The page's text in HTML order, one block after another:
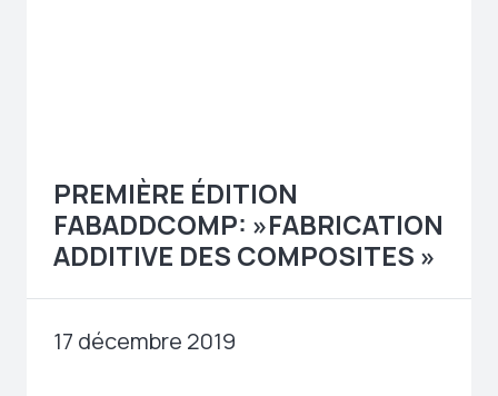
PREMIÈRE ÉDITION
FABADDCOMP: »FABRICATION
ADDITIVE DES COMPOSITES »
17 décembre 2019